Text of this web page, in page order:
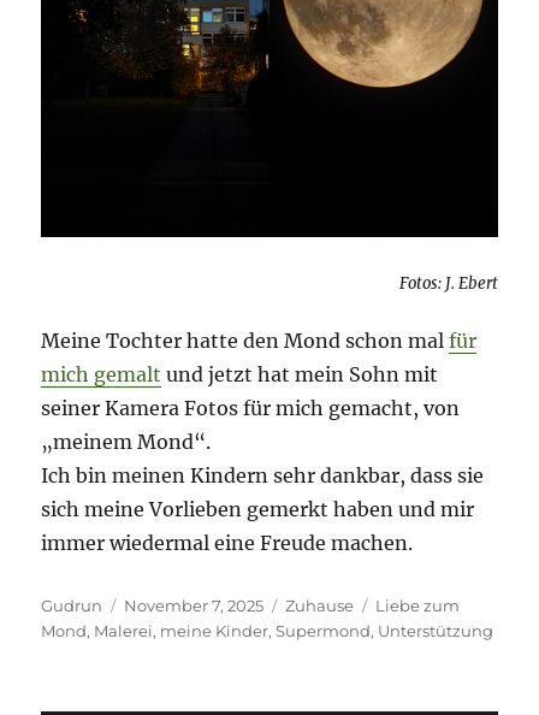
Fotos: J. Ebert
Meine Tochter hatte den Mond schon malfür
mich gemalt und jetzt hat mein Sohn mit
seiner Kamera Fotos für mich gemacht, von
„meinem Mond“.
Ich bin meinen Kindern sehr dankbar, dass sie
sich meine Vorlieben gemerkt haben und mir
immer wiedermal eine Freude machen.
Autor
Gudrun
Veröffentlicht
am
November 7, 2025 Kategorien
Zuhause Schlagwörter
Liebe zum
Mond, Malerei, meine Kinder,Supermond, Unterstützung